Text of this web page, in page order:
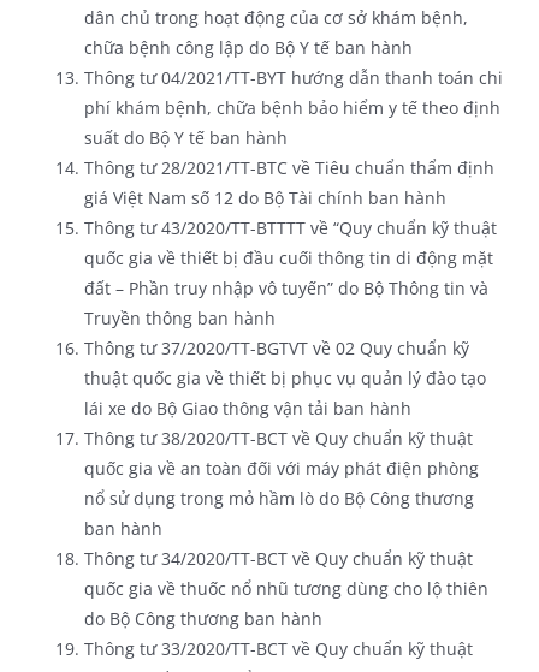
dân chủ trong hoạt động của cơ sở khám bệnh,
chữa bệnh công lập do Bộ Y tế ban hành
Thông tư 04/2021/TT-BYT hướng dẫn thanh toán chi
phí khám bệnh, chữa bệnh bảo hiểm y tế theo định
suất do Bộ Y tế ban hành
Thông tư 28/2021/TT-BTC về Tiêu chuẩn thẩm định
giá Việt Nam số 12 do Bộ Tài chính ban hành
Thông tư 43/2020/TT-BTTTT về “Quy chuẩn kỹ thuật
quốc gia về thiết bị đầu cuối thông tin di động mặt
đất – Phần truy nhập vô tuyến” do Bộ Thông tin và
Truyền thông ban hành
Thông tư 37/2020/TT-BGTVT về 02 Quy chuẩn kỹ
thuật quốc gia về thiết bị phục vụ quản lý đào tạo
lái xe do Bộ Giao thông vận tải ban hành
Thông tư 38/2020/TT-BCT về Quy chuẩn kỹ thuật
quốc gia về an toàn đối với máy phát điện phòng
nổ sử dụng trong mỏ hầm lò do Bộ Công thương
ban hành
Thông tư 34/2020/TT-BCT về Quy chuẩn kỹ thuật
quốc gia về thuốc nổ nhũ tương dùng cho lộ thiên
do Bộ Công thương ban hành
Thông tư 33/2020/TT-BCT về Quy chuẩn kỹ thuật